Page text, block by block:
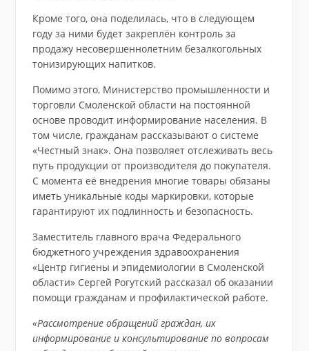
Кроме того, она поделилась, что в следующем
году за ними будет закреплён контроль за
продажу несовершеннолетним безалкогольных
тонизирующих напитков.
Помимо этого, Министерство промышленности и
торговли Смоленской области на постоянной
основе проводит информирование населения. В
том числе, гражданам рассказывают о системе
«Честный знак». Она позволяет отслеживать весь
путь продукции от производителя до покупателя.
С момента её внедрения многие товары обязаны
иметь уникальные коды маркировки, которые
гарантируют их подлинность и безопасность.
Заместитель главного врача Федерального
бюджетного учреждения здравоохранения
«Центр гигиены и эпидемиологии в Смоленской
области» Сергей Рогутский рассказал об оказании
помощи гражданам и профилактической работе.
«Рассмотрение обращений граждан, их
информирование и консультирование по вопросам